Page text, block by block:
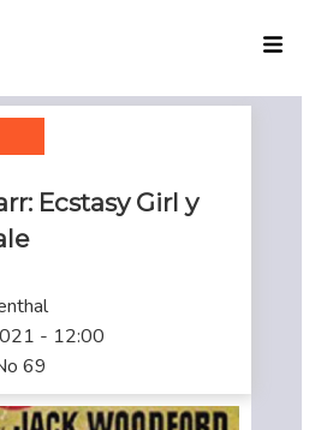
Ecstasy Girl y
- 12:00
69